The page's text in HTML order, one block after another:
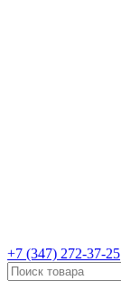
+7 (347) 272-37-25